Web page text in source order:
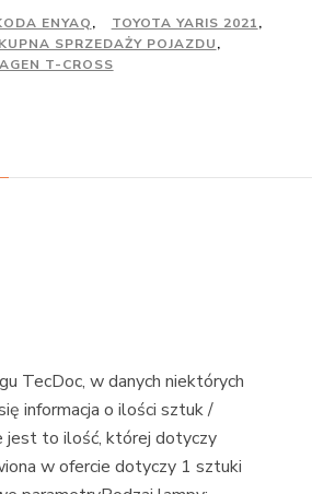
ENYAQ, TOYOTA YARIS 2021,
SPRZEDAŻY POJAZDU,
T-CROSS
TecDoc, w danych niektórych
informacja o ilości sztuk /
jest to ilość, której dotyczy
w ofercie dotyczy 1 sztuki